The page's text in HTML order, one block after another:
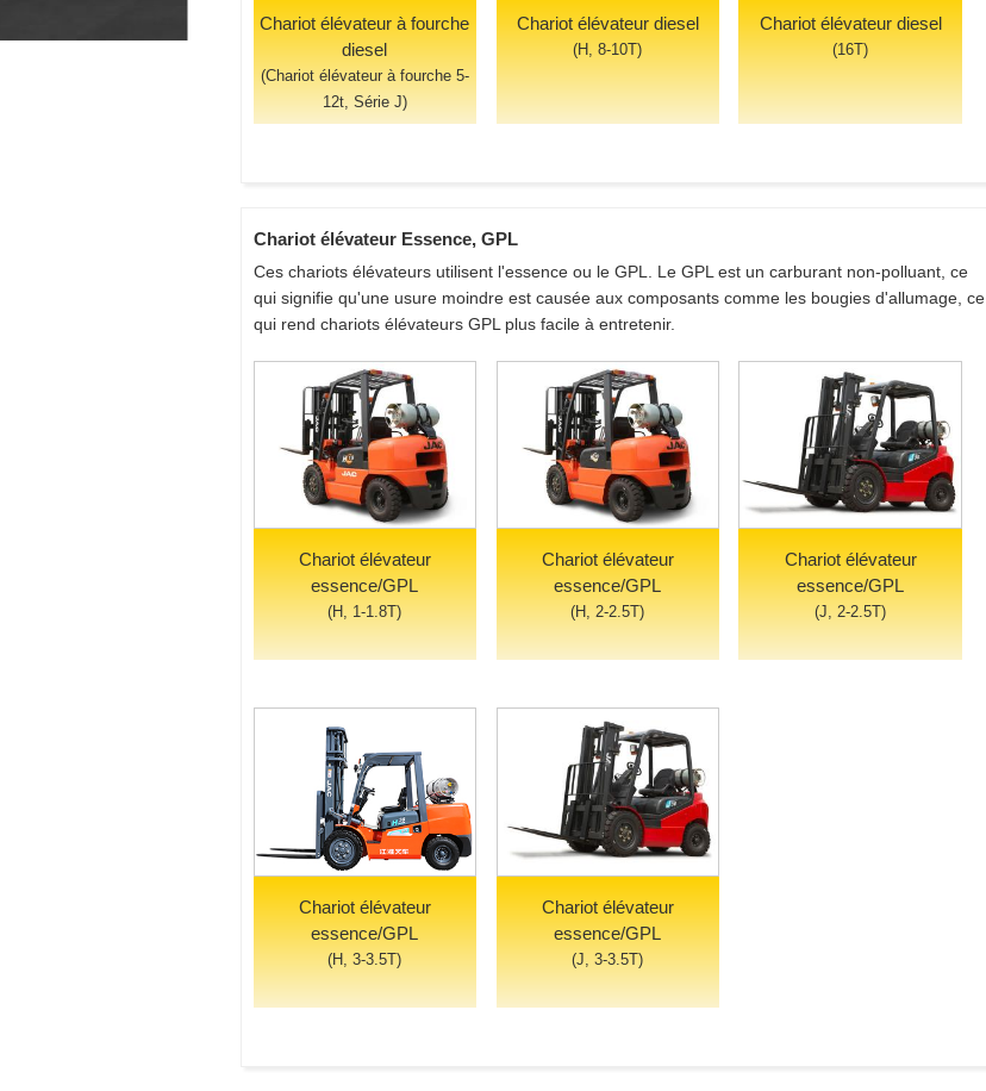
Chariot élévateur à fourche
diesel
(Chariot élévateur à fourche 5-
12t, Série J)
Chariot élévateur diesel
(H, 8-10T)
Chariot élévateur diesel
(16T)
Chariot élévateur Essence, GPL
Ces chariots élévateurs utilisent l'essence ou le GPL. Le GPL est un carburant non-polluant, ce
qui signifie qu'une usure moindre est causée aux composants comme les bougies d'allumage, ce
qui rend chariots élévateurs GPL plus facile à entretenir.
Chariot élévateur
essence/GPL
(H, 1-1.8T)
Chariot élévateur
essence/GPL
(H, 2-2.5T)
Chariot élévateur
essence/GPL
(J, 2-2.5T)
Chariot élévateur
essence/GPL
(H, 3-3.5T)
Chariot élévateur
essence/GPL
(J, 3-3.5T)